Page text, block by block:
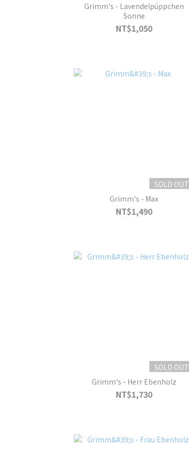
Grimm's - Lavendelpüppchen
Sonne
NT$1,050
SOLD OUT
Grimm's - Max
NT$1,490
SOLD OUT
Grimm's - Herr Ebenholz
NT$1,730